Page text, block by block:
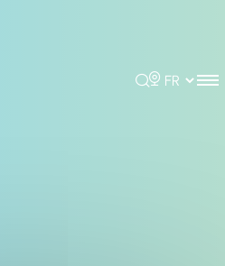
Rechercher
Choisir la